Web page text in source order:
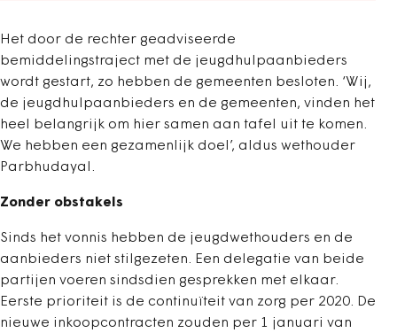
Het door de rechter geadviseerde
bemiddelingstraject met de jeugdhulpaanbieders
wordt gestart, zo hebben de gemeenten besloten. ‘Wij,
de jeugdhulpaanbieders en de gemeenten, vinden het
heel belangrijk om hier samen aan tafel uit te komen.
We hebben een gezamenlijk doel’, aldus wethouder
Parbhudayal.
Zonder obstakels
Sinds het vonnis hebben de jeugdwethouders en de
aanbieders niet stilgezeten. Een delegatie van beide
partijen voeren sindsdien gesprekken met elkaar.
Eerste prioriteit is de continuïteit van zorg per 2020. De
nieuwe inkoopcontracten zouden per 1 januari van